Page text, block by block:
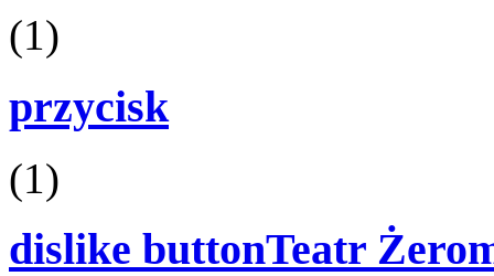
(1)
przycisk
(1)
dislike buttonTeatr